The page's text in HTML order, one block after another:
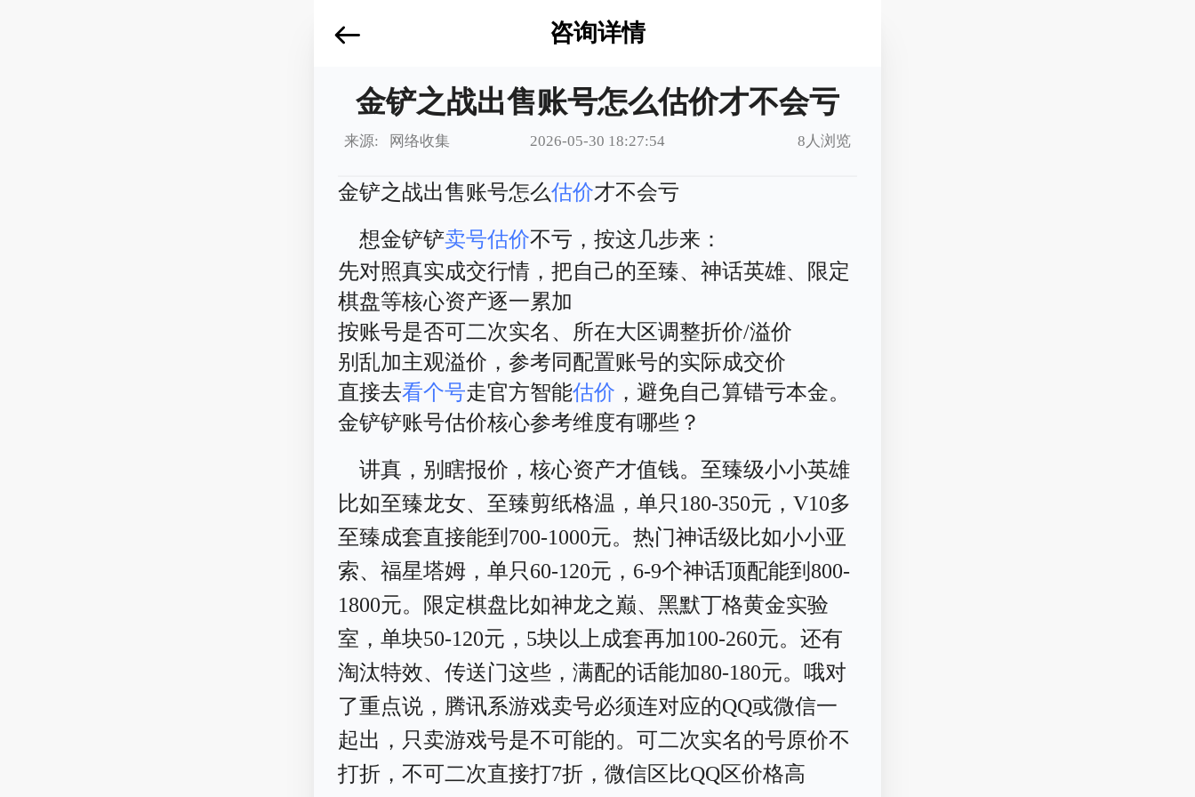
咨询详情
金铲之战出售账号怎么估价才不会亏
来源: 网络收集 2026-05-30 18:27:54 8人浏览
金铲之战出售账号怎么估价才不会亏
想金铲铲卖号估价不亏，按这几步来：
先对照真实成交行情，把自己的至臻、神话英雄、限定
棋盘等核心资产逐一累加
按账号是否可二次实名、所在大区调整折价/溢价
别乱加主观溢价，参考同配置账号的实际成交价
直接去看个号走官方智能估价 ，避免自己算错亏本金。
金铲铲账号估价核心参考维度有哪些？
讲真，别瞎报价，核心资产才值钱。至臻级小小英雄
比如至臻龙女、至臻剪纸格温，单只180-350元，V10多
至臻成套直接能到700-1000元。热门神话级比如小小亚
索、福星塔姆，单只60-120元，6-9个神话顶配能到800-
1800元。限定棋盘比如神龙之巅、黑默丁格黄金实验
室，单块50-120元，5块以上成套再加100-260元。还有
淘汰特效、传送门这些，满配的话能加80-180元。哦对
了重点说，腾讯系游戏卖号必须连对应的QQ或微信一
起出，只卖游戏号是不可能的。可二次实名的号原价不
打折，不可二次直接打7折，微信区比QQ区价格高